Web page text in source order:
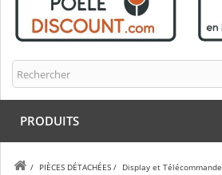
PRODUITS
/ PIÈCES DÉTACHÉES / Display et Télécommande